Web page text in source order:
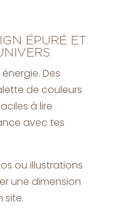
ÉPURÉ ET
Des
de couleurs
à lire
avec tes
ou illustrations
une dimension
site.